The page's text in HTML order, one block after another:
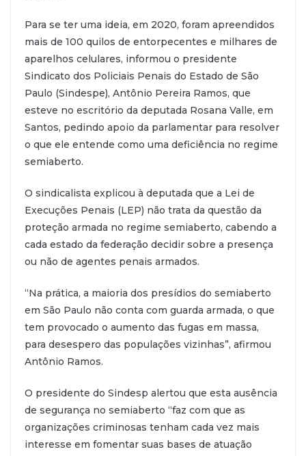
Para se ter uma ideia, em 2020, foram apreendidos
mais de 100 quilos de entorpecentes e milhares de
aparelhos celulares, informou o presidente
Sindicato dos Policiais Penais do Estado de São
Paulo (Sindespe), Antônio Pereira Ramos, que
esteve no escritório da deputada Rosana Valle, em
Santos, pedindo apoio da parlamentar para resolver
o que ele entende como uma deficiência no regime
semiaberto.
O sindicalista explicou à deputada que a Lei de
Execuções Penais (LEP) não trata da questão da
proteção armada no regime semiaberto, cabendo a
cada estado da federação decidir sobre a presença
ou não de agentes penais armados.
“Na prática, a maioria dos presídios do semiaberto
em São Paulo não conta com guarda armada, o que
tem provocado o aumento das fugas em massa,
para desespero das populações vizinhas”, afirmou
Antônio Ramos.
O presidente do Sindesp alertou que esta ausência
de segurança no semiaberto “faz com que as
organizações criminosas tenham cada vez mais
interesse em fomentar suas bases de atuação